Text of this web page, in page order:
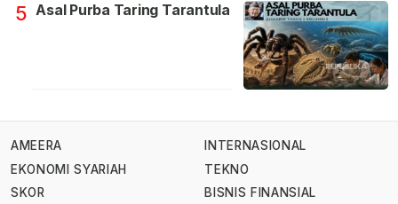
5 Asal Purba Taring Tarantula
AMEERA
EKONOMI SYARIAH
SKOR
INTERNASIONAL
TEKNO
BISNIS FINANSIAL